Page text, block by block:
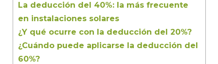
La deducción del 40%: la más frecuente
en instalaciones solares
¿Y qué ocurre con la deducción del 20%?
¿Cuándo puede aplicarse la deducción del
60%?